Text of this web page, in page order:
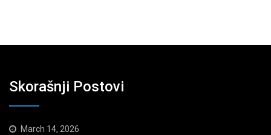
Skorašnji Postovi
March 14, 2026